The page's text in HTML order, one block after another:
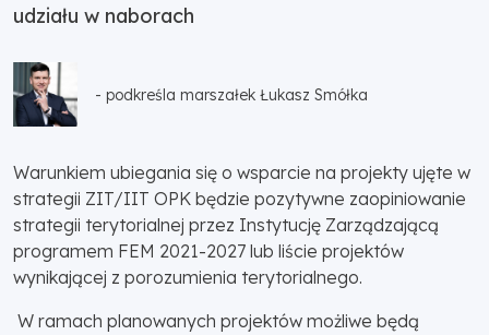
udziału w naborach
- podkreśla marszałek Łukasz Smółka
Warunkiem ubiegania się o wsparcie na projekty ujęte w
strategii ZIT/IIT OPK będzie pozytywne zaopiniowanie
strategii terytorialnej przez Instytucję Zarządzającą
programem FEM 2021-2027 lub liście projektów
wynikającej z porozumienia terytorialnego.
W ramach planowanych projektów możliwe będą